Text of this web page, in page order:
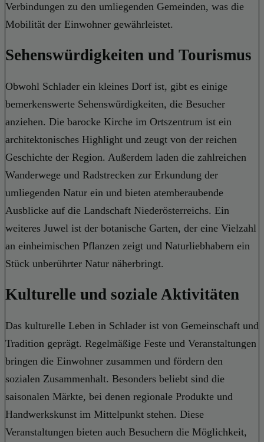
Verbindungen zu den umliegenden Gemeinden, was die
Mobilität der Einwohner gewährleistet.
Sehenswürdigkeiten und Tourismus
Obwohl Schlader ein kleines Dorf ist, gibt es einige
bemerkenswerte Sehenswürdigkeiten, die Besucher
anziehen. Die barocke Kirche im Ortszentrum ist ein
architektonisches Highlight und zeugt von der reichen
Geschichte der Region. Außerdem laden die zahlreichen
Wanderwege und Radstrecken zur Erkundung der
umliegenden Natur ein und bieten atemberaubende
Ausblicke auf die Landschaft Niederösterreichs. Ein
weiteres Juwel ist der botanische Garten, der eine Vielzahl
an einheimischen Pflanzen zeigt und Naturliebhabern ein
Stück unberührter Natur näherbringt.
Kulturelle und soziale Aktivitäten
Das kulturelle Leben in Schlader ist von Gemeinschaft und
Tradition geprägt. Regelmäßige Feste und Veranstaltungen
bringen die Einwohner zusammen und fördern den
sozialen Zusammenhalt. Besonders beliebt sind die
saisonalen Märkte, bei denen regionale Produkte und
Handwerkskunst im Mittelpunkt stehen. Diese
Veranstaltungen bieten auch Besuchern die Möglichkeit,